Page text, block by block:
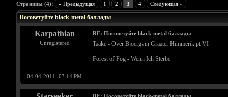
Страницы (4): « Предыдущая 1 2 3 4 Следующая »
Посоветуйте black-metal баллады
Karpathian
Unregistered
RE: Посоветуйте black-metal баллады
Taake - Over Bjoergvin Graater Himmerik pt VI
Forest of Fog - Wenn Ich Sterbe
04-04-2011, 03:14 PM